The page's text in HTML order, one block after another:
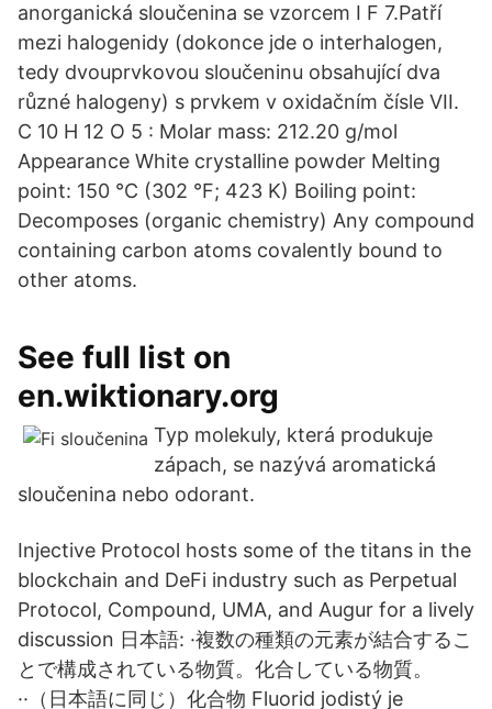
anorganická sloučenina se vzorcem I F 7.Patří
mezi halogenidy (dokonce jde o interhalogen,
tedy dvouprvkovou sloučeninu obsahující dva
různé halogeny) s prvkem v oxidačním čísle VII.
C 10 H 12 O 5 : Molar mass: 212.20 g/mol
Appearance White crystalline powder Melting
point: 150 °C (302 °F; 423 K) Boiling point:
Decomposes (organic chemistry) Any compound
containing carbon atoms covalently bound to
other atoms.
See full list on
en.wiktionary.org
Typ molekuly, která produkuje
zápach, se nazývá aromatická
sloučenina nebo odorant.
Injective Protocol hosts some of the titans in the
blockchain and DeFi industry such as Perpetual
Protocol, Compound, UMA, and Augur for a lively
discussion 日本語: ·複数の種類の元素が結合するこ
とで構成されている物質。化合している物質。
··（日本語に同じ）化合物 Fluorid jodistý je